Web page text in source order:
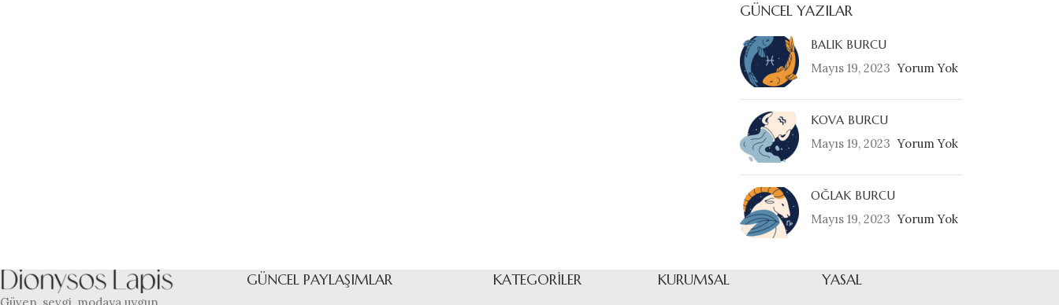
GÜNCEL YAZILAR
BALIK BURCU
Mayıs 19, 2023 Yorum Yok
KOVA BURCU
Mayıs 19, 2023 Yorum Yok
OĞLAK BURCU
Mayıs 19, 2023 Yorum Yok
GÜNCEL PAYLAŞIMLAR KATEGORILER KURUMSAL YASAL